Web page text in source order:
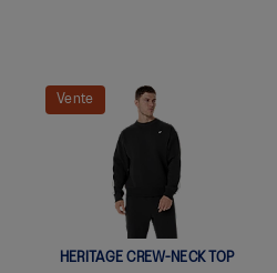
Vente
HERITAGE CREW-NECK TOP